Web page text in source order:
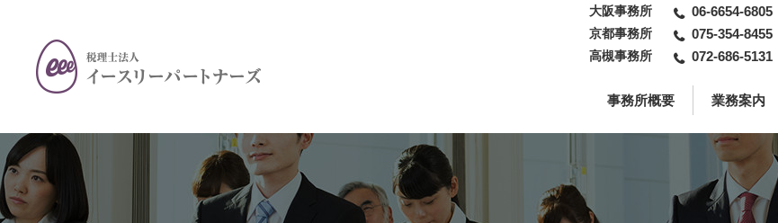
大阪事務所 06-6654-6805
京都事務所 075-354-8455
高槻事務所 072-686-5131
事務所概要 業務案内